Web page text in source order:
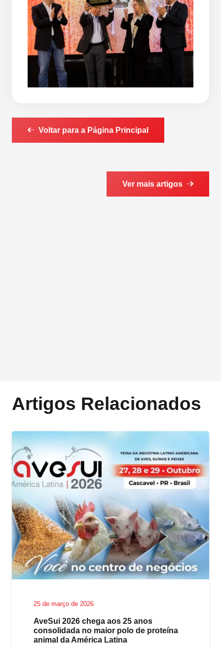
Voltar para a Página Principal
Ver mais artigos
Artigos Relacionados
25 de março de 2026
AveSui 2026 chega aos 25 anos
consolidada no maior polo de proteína
animal da América Latina